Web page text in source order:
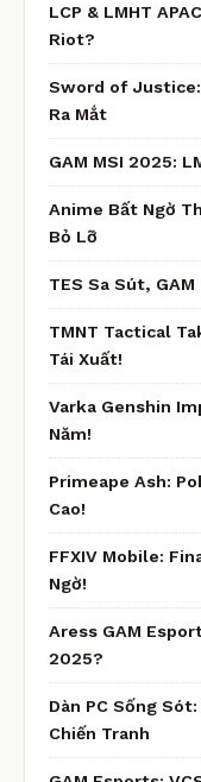
LCP & LMHT
Riot?
Sword of Justice:
Ra Mắt
GAM MSI 2025:
Anime Bất Ngờ
Bỏ Lỡ
TES Sa Sút,
TMNT Tactical
Tái Xuất!
Varka Genshin
Năm!
Primeape Ash:
Cao!
FFXIV Mobile:
Ngờ!
Aress GAM
2025?
Dàn PC Sống
Chiến Tranh